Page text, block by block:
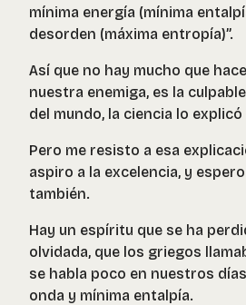
mínima energía (mínima
desorden (máxima entropía)”.
Así que no hay mucho que
nuestra enemiga, es la
del mundo, la ciencia lo explicó
Pero me resisto a esa
aspiro a la excelencia, y
también.
Hay un espíritu que se ha
olvidada, que los griegos
se habla poco en nuestros
onda y mínima entalpía.